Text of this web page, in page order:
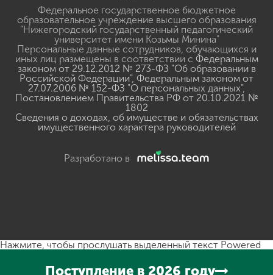
Федеральное государственное бюджетное
образовательное учреждение высшего образования
"Нижегородский государственный педагогический
университет имени Козьмы Минина"
Персональные данные сотрудников, обучающихся и
иных лиц размещены в соответствии с Федеральным
законом от 29.12.2012 № 273-ФЗ "Об образовании в
Российской Федерации", Федеральным законом от
27.07.2006 № 152-ФЗ "О персональных данных",
Постановлением Правительства РФ от 20.10.2021 №
1802
Сведения о доходах, об имуществе и обязательствах
имущественного характера руководителей
Разработано в
Поступление в 2026 году
Нажмите, чтобы прослушать выделенный текст Powered